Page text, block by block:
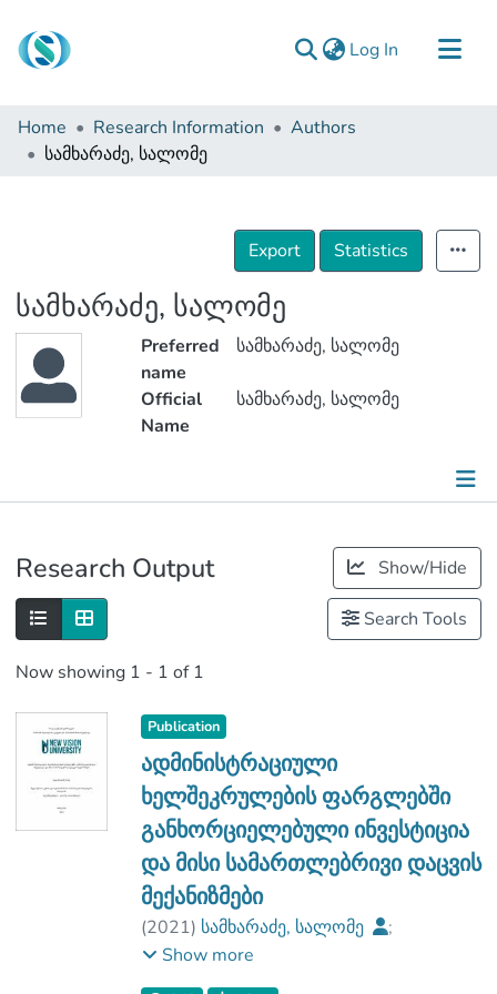
Log In (current)
Communities & Collections
Browse
Home Research Information
Authors
სამხარაძე, სალომე
Export Statistics
სამხარაძე, სალომე
Preferred
name
სამხარაძე, სალომე
Official
Name
სამხარაძე, სალომე
Research Output Show/Hide
Search Tools
Now showing 1 - 1 of 1
Publication
ადმინისტრაციული
ხელშეკრულების ფარგლებში
განხორციელებული ინვესტიცია
და მისი სამართლებრივი დაცვის
მექანიზმები
(2021) სამხარაძე, სალომე
;
ასათაშვილი, გიორგი
Show more